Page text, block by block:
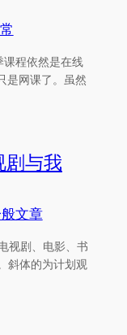
课程依然是在线
是网课了。虽然
剧与我
文章
视剧、电影、书
斜体的为计划观